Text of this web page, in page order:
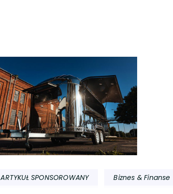
ARTYKUŁ SPONSOROWANY Biznes & Finanse